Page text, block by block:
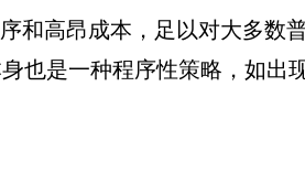
高昂成本，足以对大多数
也是一种程序性策略，如出